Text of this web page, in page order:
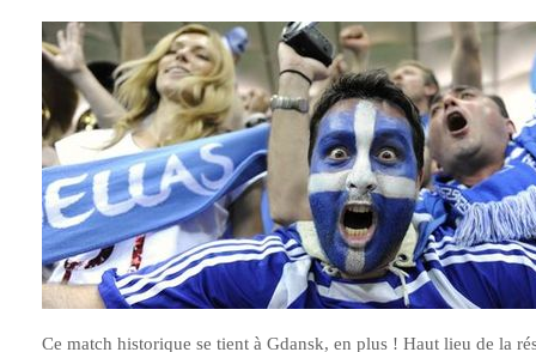
Ce match historique se tient à Gdansk, en plus ! Haut lieu de la